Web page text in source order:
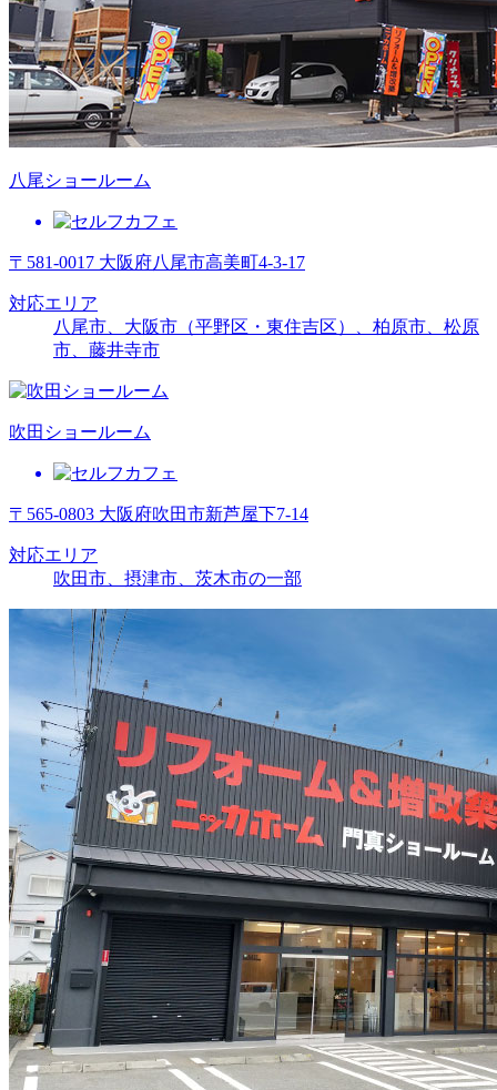
八尾ショールーム
〒581-0017 大阪府八尾市高美町4-3-17
対応エリア
八尾市、大阪市（平野区・東住吉区）、柏原市、松原
市、藤井寺市
吹田ショールーム
〒565-0803 大阪府吹田市新芦屋下7-14
対応エリア
吹田市、摂津市、茨木市の一部